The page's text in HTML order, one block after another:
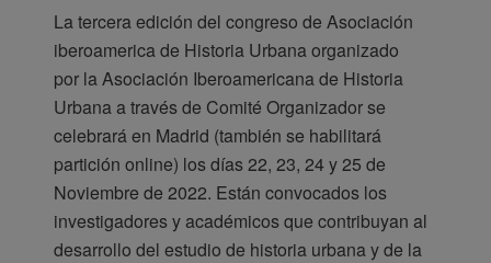
La tercera edición del congreso de Asociación
iberoamerica de Historia Urbana organizado
por la Asociación Iberoamericana de Historia
Urbana a través de Comité Organizador se
celebrará en Madrid (también se habilitará
partición online) los días 22, 23, 24 y 25 de
Noviembre de 2022. Están convocados los
investigadores y académicos que contribuyan al
desarrollo del estudio de historia urbana y de la